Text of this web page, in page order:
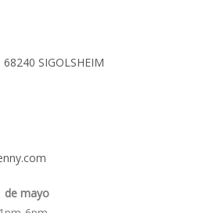
SIGOLSHEIM
de mayo